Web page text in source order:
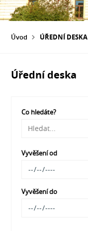
Úvod ÚŘEDNÍ DESKA
Úřední deska
Co hledáte?
Vyvěšení od
Vyvěšení do